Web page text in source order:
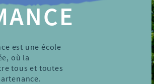
est une école
où la
tous et toutes